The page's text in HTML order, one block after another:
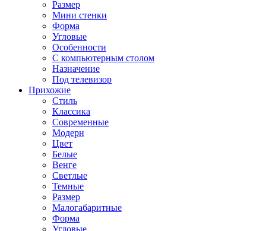
Размер
Мини стенки
Форма
Угловые
Особенности
С компьютерным столом
Назначение
Под телевизор
Прихожие
Стиль
Классика
Современные
Модерн
Цвет
Белые
Венге
Светлые
Темные
Размер
Малогабаритные
Форма
Угловые